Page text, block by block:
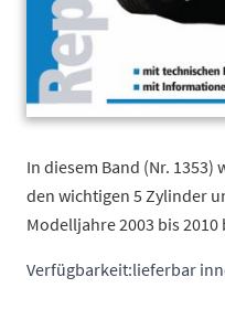
In diesem Band (Nr. 1353)
den wichtigen 5 Zylinder
Modelljahre 2003 bis
Verfügbarkeit:lieferbar